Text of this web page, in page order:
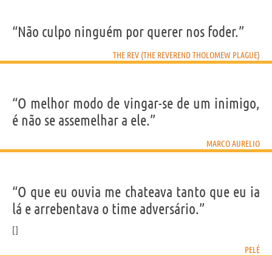
“Não culpo ninguém por querer nos foder.”
THE REV (THE REVEREND THOLOMEW PLAGUE)
“O melhor modo de vingar-se de um inimigo,
é não se assemelhar a ele.”
MARCO AURELIO
“O que eu ouvia me chateava tanto que eu ia
lá e arrebentava o time adversário.”
PELÉ